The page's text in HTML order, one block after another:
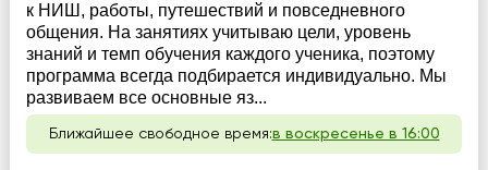
к НИШ, работы, путешествий и повседневного
общения. На занятиях учитываю цели, уровень
знаний и темп обучения каждого ученика, поэтому
программа всегда подбирается индивидуально. Мы
развиваем все основные яз...
Ближайшее свободное время:в воскресенье в 16:00